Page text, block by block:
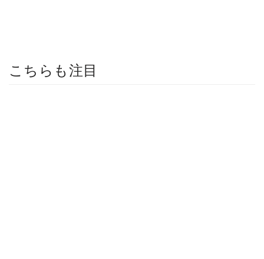
こちらも注目